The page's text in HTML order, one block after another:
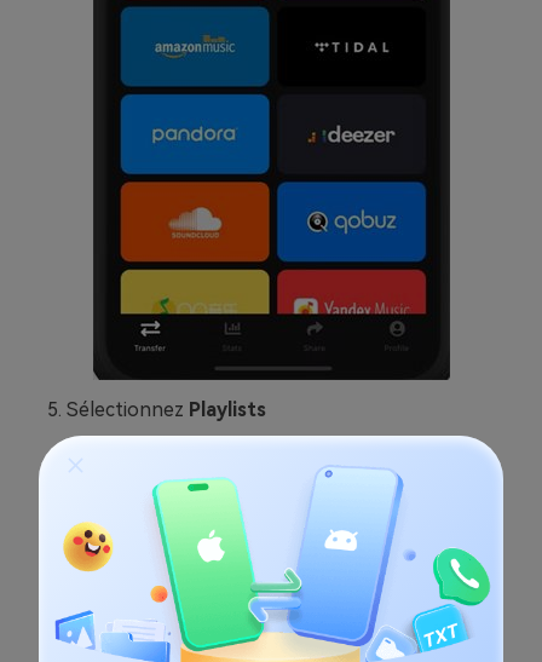
Sélectionnez Playlists